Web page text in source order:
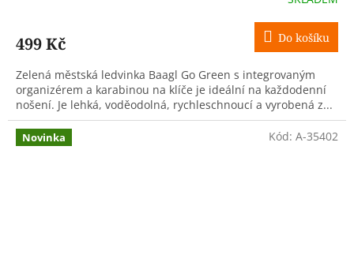
499 Kč Do košíku
Zelená městská ledvinka Baagl Go Green s integrovaným
organizérem a karabinou na klíče je ideální na každodenní
nošení. Je lehká, voděodolná, rychleschnoucí a vyrobená z...
Novinka Kód: A-35402